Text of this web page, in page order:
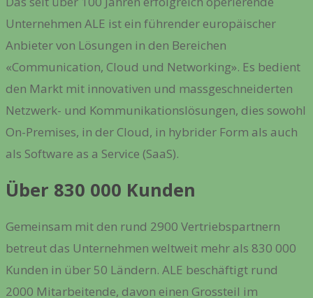
Unternehmen ALE ist ein führender europäischer
Anbieter von Lösungen in den Bereichen
«Communication, Cloud und Networking». Es bedient
den Markt mit innovativen und massgeschneiderten
Netzwerk- und Kommunikationslösungen, dies sowohl
On-Premises, in der Cloud, in hybrider Form als auch
als Software as a Service (SaaS).
Über 830 000 Kunden
Gemeinsam mit den rund 2900 Vertriebspartnern
betreut das Unternehmen weltweit mehr als 830 000
Kunden in über 50 Ländern. ALE beschäftigt rund
2000 Mitarbeitende, davon einen Grossteil im